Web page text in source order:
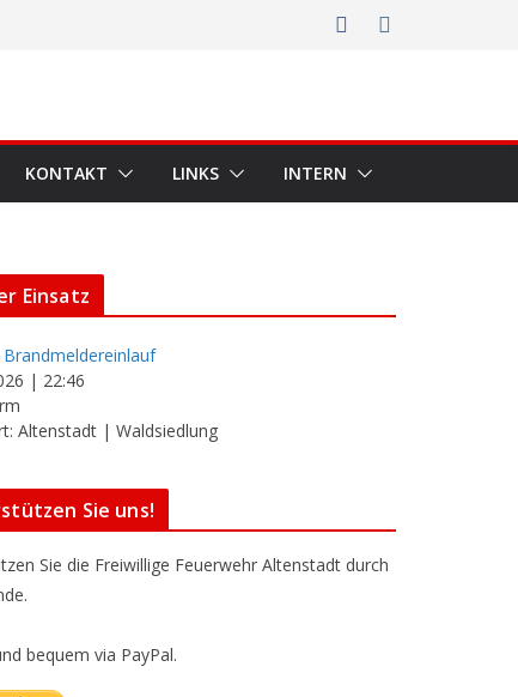
KONTAKT LINKS INTERN
Einsatz
| 22:46
Altenstadt | Waldsiedlung
Sie uns!
Sie die Freiwillige Feuerwehr Altenstadt durch
bequem via PayPal.